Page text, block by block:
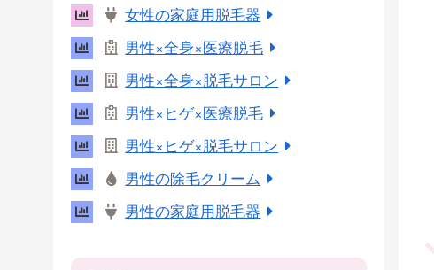
女性の家庭用脱毛器
男性×全身×医療脱毛
男性×全身×脱毛サロン
男性×ヒゲ×医療脱毛
男性×ヒゲ×脱毛サロン
男性の除毛クリーム
男性の家庭用脱毛器